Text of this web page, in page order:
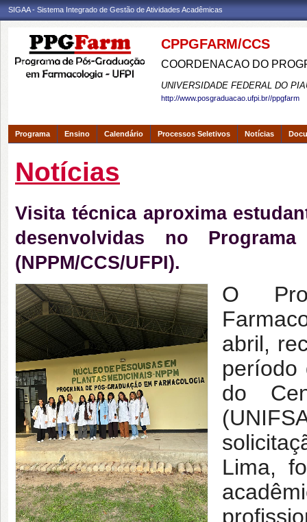
SIGAA - Sistema Integrado de Gestão de Atividades Acadêmicas
CPPGFARM/CCS
COORDENACAO DO
UNIVERSIDADE FEDERAL DO
http://www.posgraduacao.ufpi.br//ppgfarm
Programa Ensino Calendário Processos Seletivos Notícias
Notícias
Visita técnica aproxima
desenvolvidas no
(NPPM/CCS/UFPI).
O
abril,
período
do
Lima,